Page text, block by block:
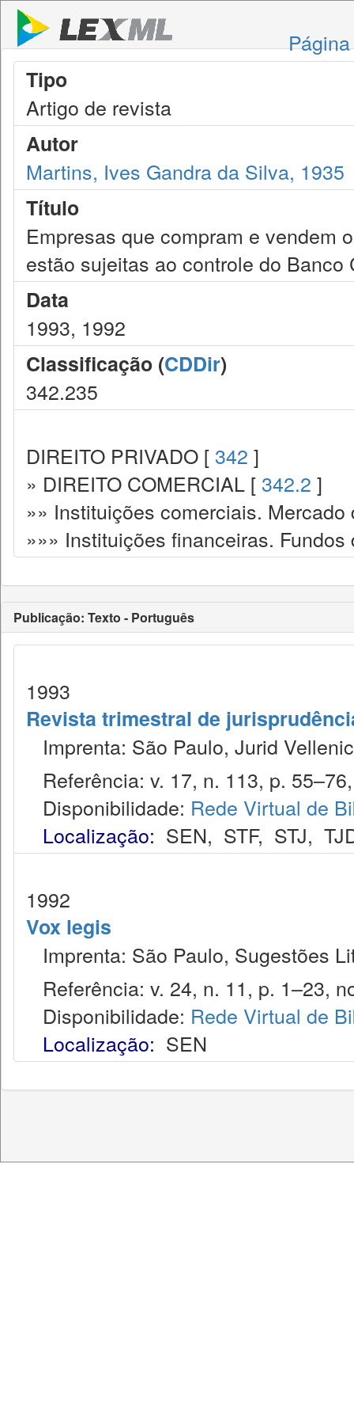
Tipo
Artigo de revista
Autor
Martins, Ives Gandra da Silva, 1935
Título
Empresas que compram e vendem
estão sujeitas ao controle do Banco
Data
1993, 1992
Classificação (CDDir)
342.235
DIREITO PRIVADO [ 342 ]
» DIREITO COMERCIAL [ 342.2 ]
»» Instituições comerciais.
»»» Instituições financeiras.
Publicação: Texto - Português
1993
Revista trimestral de
Imprenta: São Paulo, Jurid
Referência: v. 17, n. 113, p.
Disponibilidade: Rede Virtual de
Localização: SEN, STF, STJ,
1992
Vox legis
Imprenta: São Paulo, Sugestões
Referência: v. 24, n. 11, p. 1–23,
Disponibilidade: Rede Virtual de
Localização: SEN